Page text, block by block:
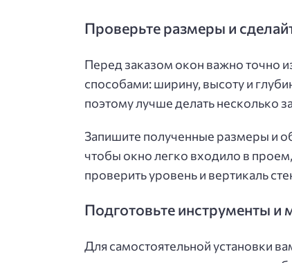
Проверьте размеры и
Перед заказом окон важно точно
способами: ширину, высоту и
поэтому лучше делать несколько
Запишите полученные размеры и
чтобы окно легко входило в
проверить уровень и вертикаль
Подготовьте инструменты и
Для самостоятельной установки